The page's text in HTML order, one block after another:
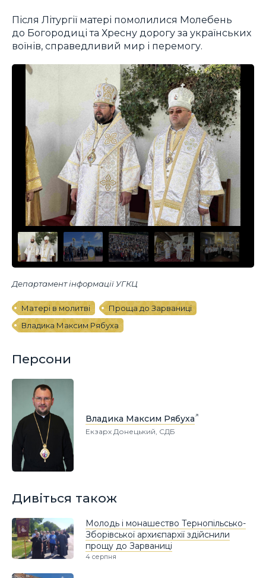
Після Літургії матері помолилися Молебень
до Богородиці та Хресну дорогу за українських
воїнів, справедливий мир і перемогу.
Департамент інформації УГКЦ
Матері в молитві
Проща до Зарваниці
Владика Максим Рябуха
Персони
Владика Максим Рябуха
Екзарх Донецький, СДБ
Дивіться також
Молодь і монашество Тернопільсько-
Зборівської архиєпархії здійснили
прощу до Зарваниці
4 серпня